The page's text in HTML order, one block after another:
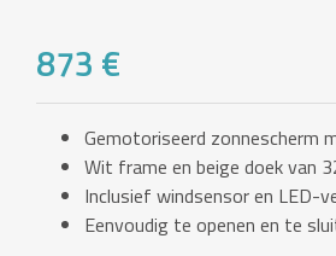
873 €
Gemotoriseerd zonnescherm
Wit frame en beige doek van
Inclusief windsensor en LED-
Eenvoudig te openen en te